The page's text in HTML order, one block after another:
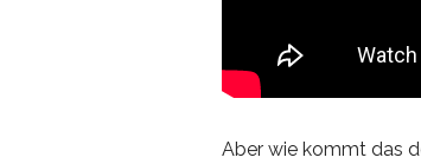
Aber wie kommt das